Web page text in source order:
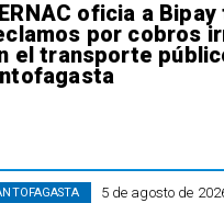
oficia a
por cobros
el transporte
5 de agosto de